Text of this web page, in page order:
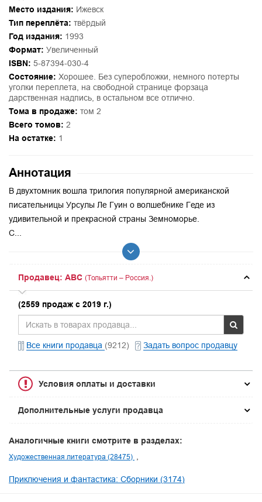
Место издания: Ижевск
Тип переплёта: твёрдый
Год издания: 1993
Формат: Увеличенный
ISBN: 5-87394-030-4
Состояние: Хорошее. Без суперобложки, немного потерты
уголки переплета, на свободной странице форзаца
дарственная надпись, в остальном все отлично.
Тома в продаже: том 2
Всего томов: 2
На остатке: 1
Аннотация
В двухтомник вошла трилогия популярной американской
писательницы Урсулы Ле Гуин о волшебнике Геде из
удивительной и прекрасной страны Земноморье.
С...
Продавец: ABC (Тольятти – Россия.)
(2559 продаж с 2019 г.)
Все книги продавца (9212) Задать вопрос продавцу
Условия оплаты и доставки
Дополнительные услуги продавца
Аналогичные книги смотрите в разделах:
Художественная литература (28475)
Приключения и фантастика: Сборники (3174)